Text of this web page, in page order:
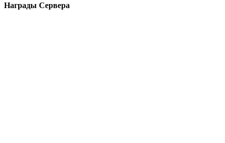
Награды Сервера